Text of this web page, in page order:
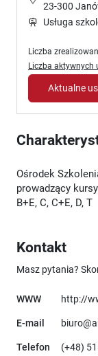
23-300
Usługa
Liczba
Liczba aktywnych
Aktualne
Ośrodek
prowadzący
B+E, C, C+E, D, T
Kontakt
Masz pytania?
WWW http://
E-mail
Telefon (+48)